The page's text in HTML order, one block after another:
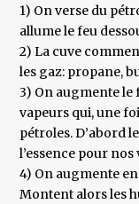
1) On verse du
allume le feu
2) La cuve
les gaz: propane,
3) On augmente le
vapeurs qui, une
pétroles. D’abord
l’essence pour
4) On augmente
Montent alors les